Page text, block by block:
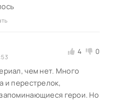
4 0
чем нет. Много
и перестрелок,
герои. Но